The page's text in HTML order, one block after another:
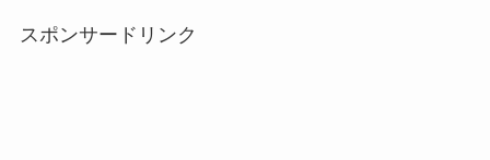
スポンサードリンク